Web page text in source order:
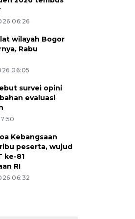
06:26
wilayah Bogor
Rabu
06:05
survei opini
evaluasi
Kebangsaan
peserta, wujud
ke-81
RI
06:32